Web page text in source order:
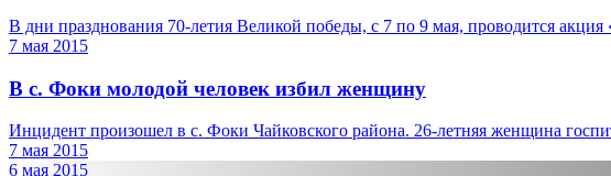
В дни празднования 70-летия Великой победы, с 7 по 9 мая, проводится акция
7 мая 2015
В с. Фоки молодой человек избил женщину
Инцидент произошел в с. Фоки Чайковского района. 26-летняя женщина
7 мая 2015
6 мая 2015